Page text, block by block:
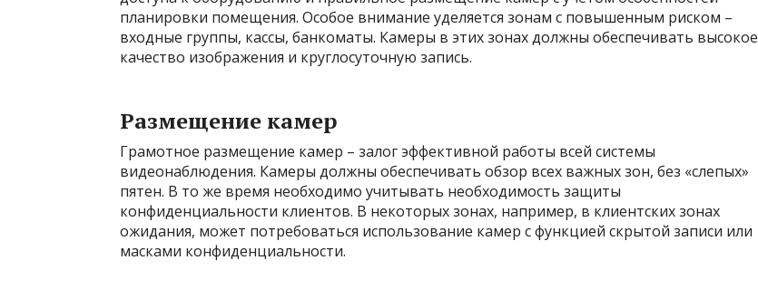
планировки помещения. Особое внимание уделяется зонам с повышенным риском –
входные группы, кассы, банкоматы. Камеры в этих зонах должны обеспечивать высокое
качество изображения и круглосуточную запись.
Размещение камер
Грамотное размещение камер – залог эффективной работы всей системы
видеонаблюдения. Камеры должны обеспечивать обзор всех важных зон, без «слепых»
пятен. В то же время необходимо учитывать необходимость защиты
конфиденциальности клиентов. В некоторых зонах, например, в клиентских зонах
ожидания, может потребоваться использование камер с функцией скрытой записи или
масками конфиденциальности.